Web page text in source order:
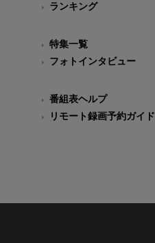
ランキング
特集一覧
フォトインタビュー
番組表ヘルプ
リモート録画予約ガイド